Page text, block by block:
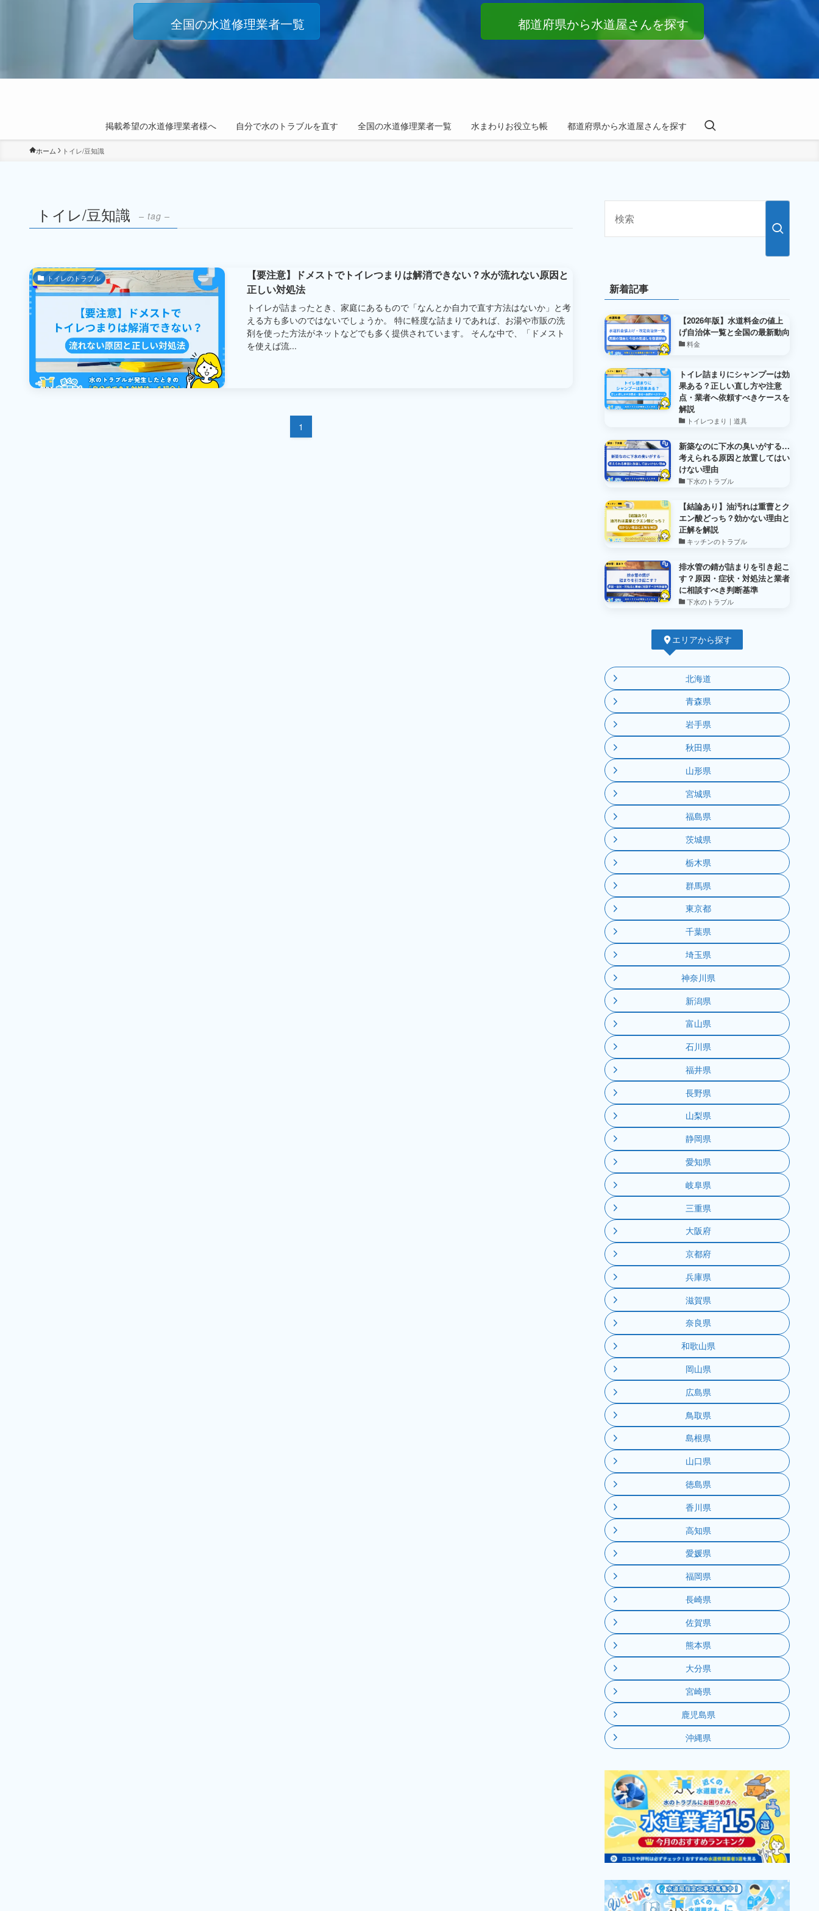
掲載希望の水道修理業者様へ 自分で水のトラブルを直す 全国の水道修理業者一覧 水まわりお役立ち帳 都道府県から水道屋さんを探す
全国の水道修理業者一覧 都道府県から水道屋さんを探す
ホーム トイレ/豆知識
トイレ/豆知識 – tag –
トイレのトラブル
【要注意】ドメストでトイレつまりは解消できない？水が流れない原因と
正しい対処法
トイレが詰まったとき、家庭にあるもので「なんとか自力で直す方法はないか」と考
える方も多いのではないでしょうか。 特に軽度な詰まりであれば、お湯や市販の洗
剤を使った方法がネットなどでも多く提供されています。 そんな中で、「ドメスト
を使えば流...
1
新着記事
【2026年版】水道料金の値上
げ自治体一覧と全国の最新動向
料金
トイレ詰まりにシャンプーは効
果ある？正しい直し方や注意
点・業者へ依頼すべきケースを
解説
トイレつまり｜道具
新築なのに下水の臭いがする…
考えられる原因と放置してはい
けない理由
下水のトラブル
【結論あり】油汚れは重曹とク
エン酸どっち？効かない理由と
正解を解説
キッチンのトラブル
排水管の錆が詰まりを引き起こ
す？原因・症状・対処法と業者
に相談すべき判断基準
下水のトラブル
エリアから探す
北海道
青森県
岩手県
秋田県
山形県
宮城県
福島県
茨城県
栃木県
群馬県
東京都
千葉県
埼玉県
神奈川県
新潟県
富山県
石川県
福井県
長野県
山梨県
静岡県
愛知県
岐阜県
三重県
大阪府
京都府
兵庫県
滋賀県
奈良県
和歌山県
岡山県
広島県
鳥取県
島根県
山口県
徳島県
香川県
高知県
愛媛県
福岡県
長崎県
佐賀県
熊本県
大分県
宮崎県
鹿児島県
沖縄県